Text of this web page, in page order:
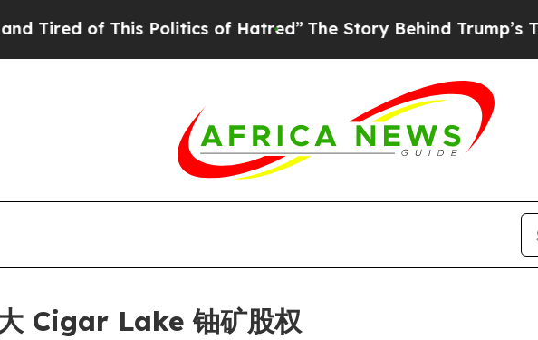
of This Politics of Hatred”The Story Behind Trump’s
Cigar Lake 铀矿股权